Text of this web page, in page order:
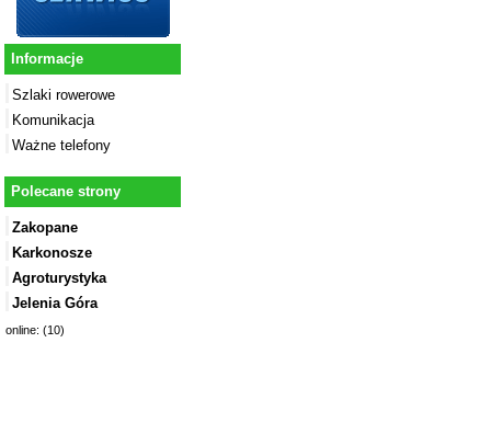
Informacje
Szlaki rowerowe
Komunikacja
Ważne telefony
Polecane strony
Zakopane
Karkonosze
Agroturystyka
Jelenia Góra
online: (10)